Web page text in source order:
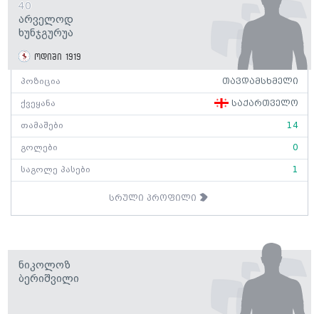
40
Არველოდ
Ხუნჯგურუა
ოდიში 1919
პოზიცია თავდამსხმელი
ქვეყანა საქართველო
თამაშები 14
გოლები 0
საგოლე პასები 1
სრული პროფილი
Ნიკოლოზ
Ბერიშვილი